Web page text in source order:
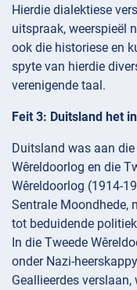
Hierdie dialektiese
uitspraak, weerspieël
ook die historiese en
spyte van hierdie
verenigende taal.
Feit 3: Duitsland het
Duitsland was aan
Wêreldoorlog en die
Wêreldoorlog (1914-
Sentrale Moondhede,
tot beduidende
In die Tweede
onder Nazi-
Geallieerdes